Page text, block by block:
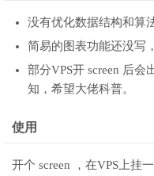
没有优化数据结构和算
简易的图表功能还没写
部分VPS开 screen 后
知，希望大佬科普。
使用
开个 screen ，在VPS上挂